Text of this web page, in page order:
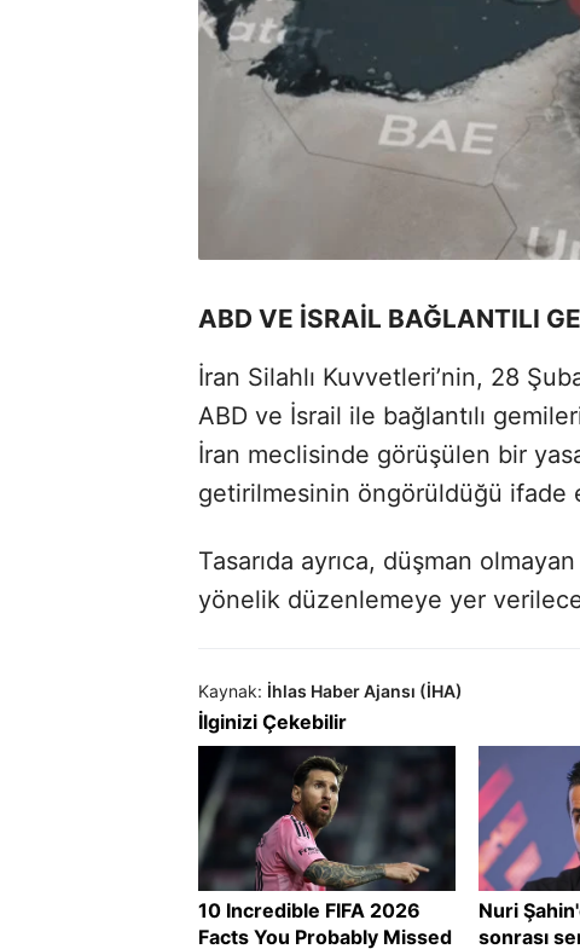
ABD VE İSRAİL BAĞLANTILI
İran Silahlı Kuvvetleri’nin, 28
ABD ve İsrail ile bağlantılı
İran meclisinde görüşülen bir yasa
getirilmesinin öngörüldüğü ifade
Tasarıda ayrıca, düşman
yönelik düzenlemeye yer
Kaynak: İhlas Haber Ajansı (İHA)